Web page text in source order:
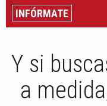
INFÓRMATE
Y si
a